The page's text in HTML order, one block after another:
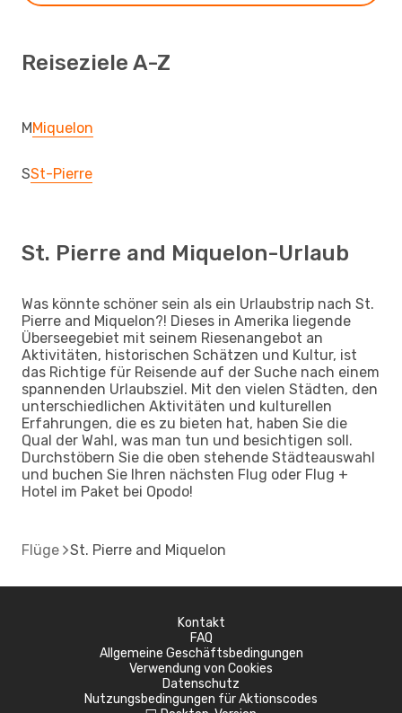
Reiseziele A-Z
MMiquelon
SSt-Pierre
St. Pierre and Miquelon-Urlaub
Was könnte schöner sein als ein Urlaubstrip nach St.
Pierre and Miquelon?! Dieses in Amerika liegende
Überseegebiet mit seinem Riesenangebot an
Aktivitäten, historischen Schätzen und Kultur, ist
das Richtige für Reisende auf der Suche nach einem
spannenden Urlaubsziel. Mit den vielen Städten, den
unterschiedlichen Aktivitäten und kulturellen
Erfahrungen, die es zu bieten hat, haben Sie die
Qual der Wahl, was man tun und besichtigen soll.
Durchstöbern Sie die oben stehende Städteauswahl
und buchen Sie Ihren nächsten Flug oder Flug +
Hotel im Paket bei Opodo!
Flüge St. Pierre and Miquelon
Kontakt
FAQ
Allgemeine Geschäftsbedingungen
Verwendung von Cookies
Datenschutz
Nutzungsbedingungen für Aktionscodes